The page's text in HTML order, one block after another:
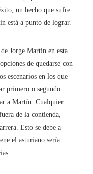
un hecho que sufre
está a punto de lograr.
Jorge Martín en esta
de quedarse con
escenarios en los que
primero o segundo
a Martín. Cualquier
de la contienda,
Esto se debe a
el asturiano sería